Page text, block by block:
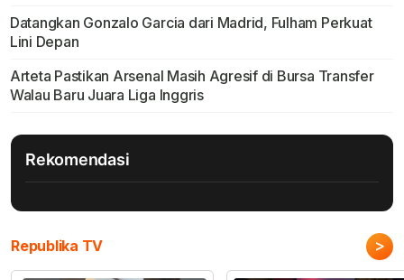
Datangkan Gonzalo Garcia dari Madrid, Fulham Perkuat
Lini Depan
Arteta Pastikan Arsenal Masih Agresif di Bursa Transfer
Walau Baru Juara Liga Inggris
Rekomendasi
Republika TV >